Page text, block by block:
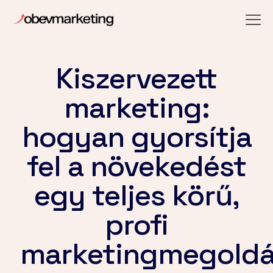
Kiszervezett
marketing:
hogyan gyorsítja
fel a növekedést
egy teljes körű,
profi